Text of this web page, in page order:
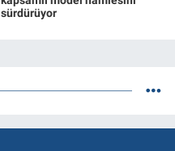
sürdürüyor